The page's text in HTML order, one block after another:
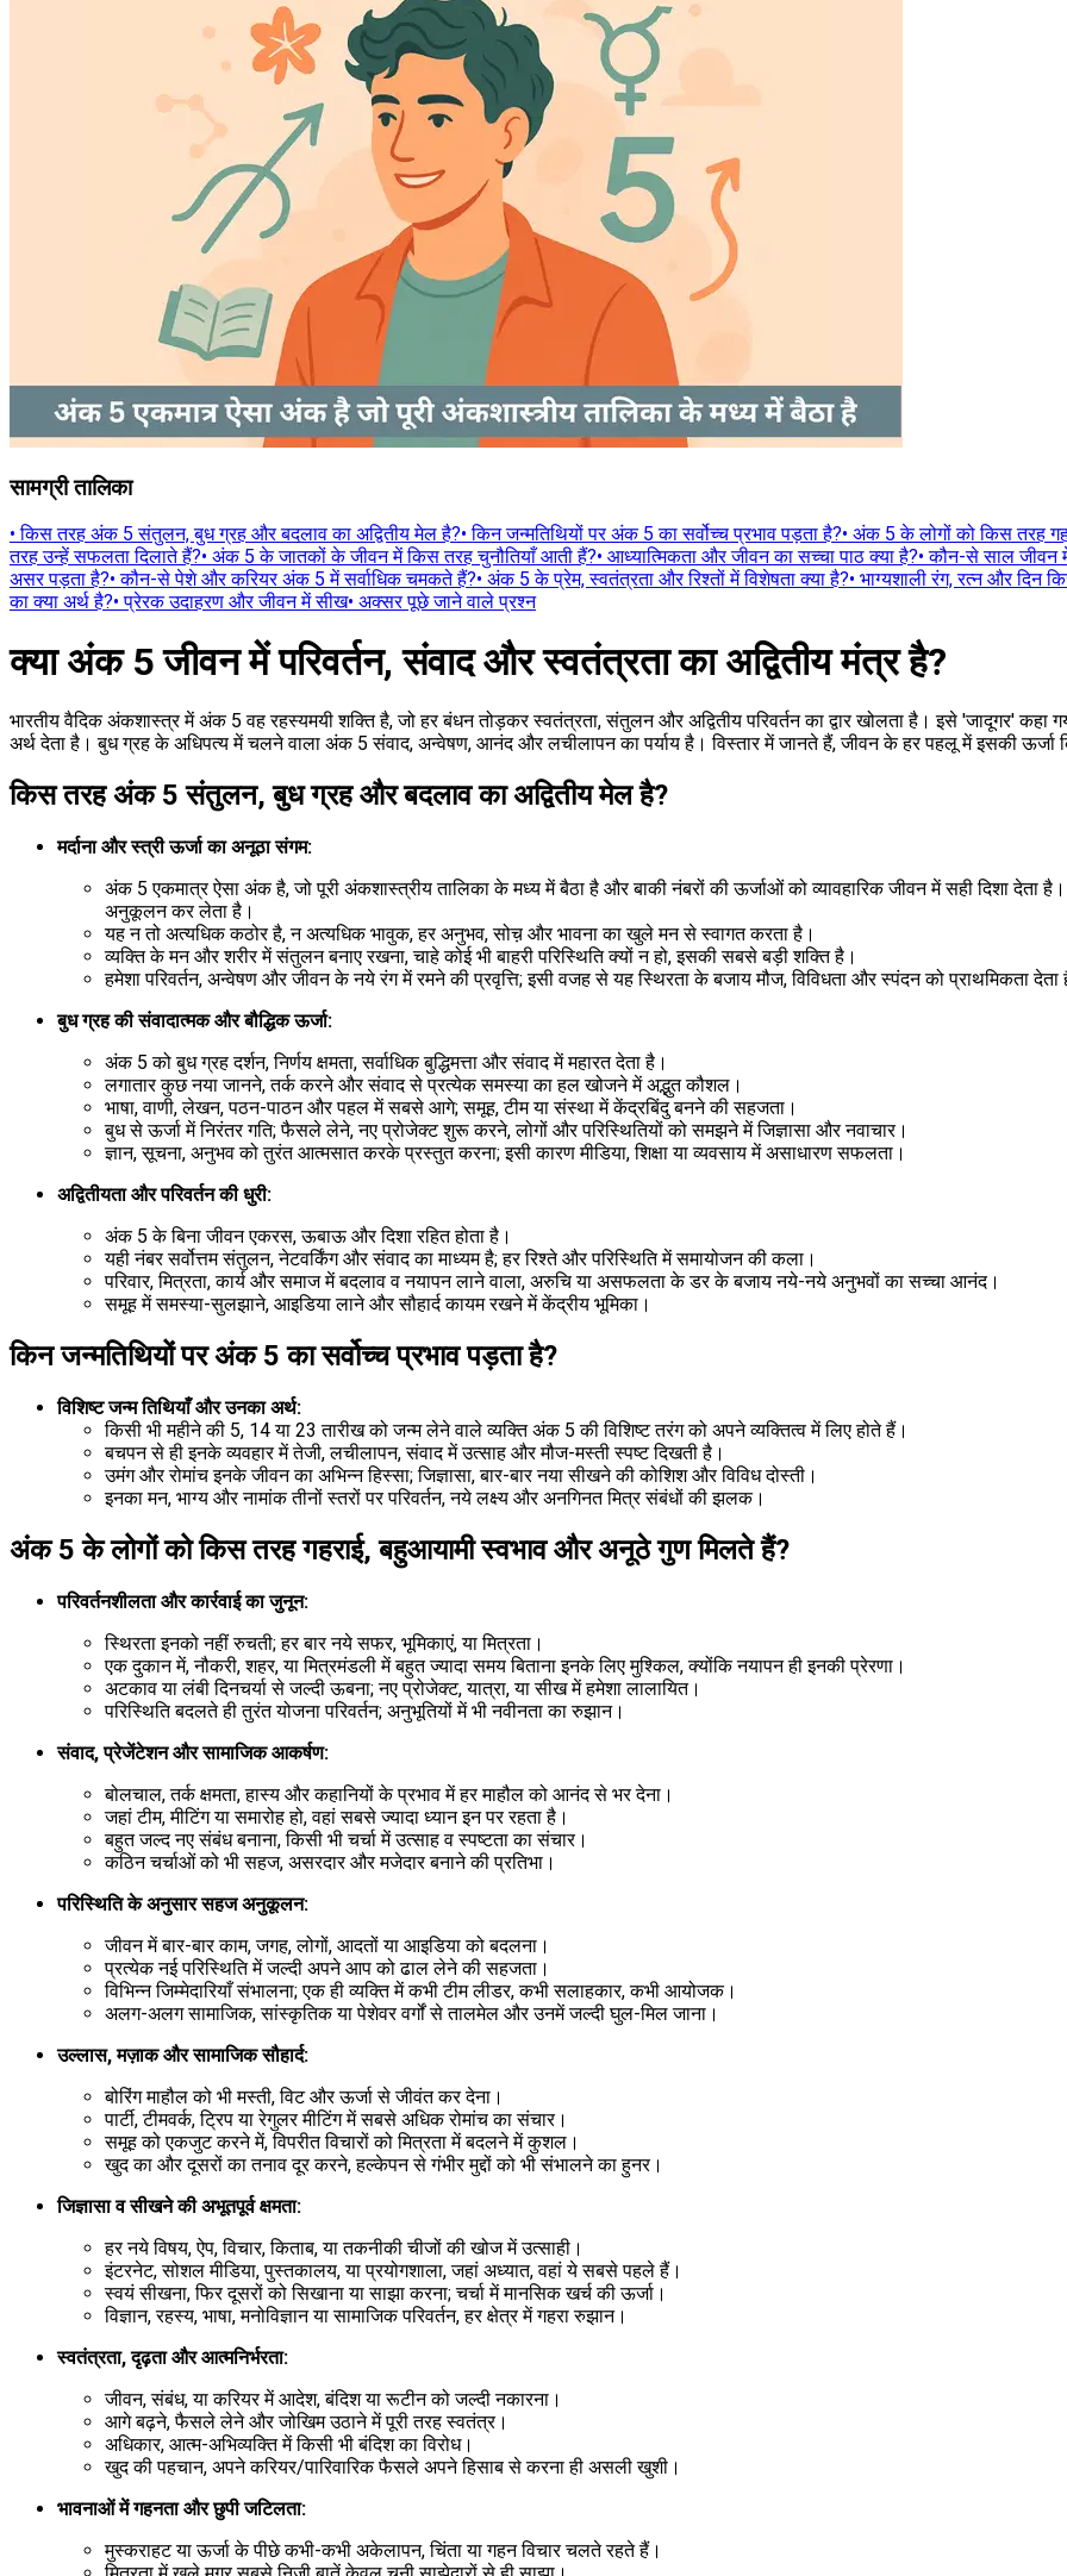
सामग्री तालिका
•किस तरह अंक 5 संतुलन, बुध ग्रह और बदलाव का अद्वितीय मेल है?•किन जन्मतिथियों पर अंक 5 का सर्वोच्च प्रभाव पड़ता है?• अंक 5 के लोगों को किस तरह
तरह उन्हें सफलता दिलाते हैं?• अंक 5 के जातकों के जीवन में किस तरह चुनौतियाँ आती हैं?• आध्यात्मिकता और जीवन का सच्चा पाठ क्या है?•कौन-से साल जीवन
असर पड़ता है?•कौन-से पेशे और करियर अंक 5 में सर्वाधिक चमकते हैं?• अंक 5 के प्रेम, स्वतंत्रता और रिश्तों में विशेषता क्या है?• भाग्यशाली रंग, रत्न और दिन
का क्या अर्थ है?•प्रेरक उदाहरण और जीवन में सीख• अक्सर पूछे जाने वाले प्रश्न
क्या अंक 5 जीवन में परिवर्तन, संवाद और स्वतंत्रता का अद्वितीय मंत्र है?
भारतीय वैदिक अंकशास्त्र में अंक 5 वह रहस्यमयी शक्ति है, जो हर बंधन तोड़कर स्वतंत्रता, संतुलन और अद्वितीय परिवर्तन का द्वार खोलता है। इसे 'जादूगर'
अर्थ देता है। बुध ग्रह के अधिपत्य में चलने वाला अंक 5 संवाद, अन्वेषण, आनंद और लचीलापन का पर्याय है। विस्तार में जानते हैं, जीवन के हर पहलू में इसकी ऊर्जा
किस तरह अंक 5 संतुलन, बुध ग्रह और बदलाव का अद्वितीय मेल है?
मर्दाना और स्त्री ऊर्जा का अनूठा संगम:
अंक 5 एकमात्र ऐसा अंक है, जो पूरी अंकशास्त्रीय तालिका के मध्य में बैठा है और बाकी नंबरों की ऊर्जाओं को व्यावहारिक जीवन में सही दिशा
अनुकूलन कर लेता है।
यह न तो अत्यधिक कठोर है, न अत्यधिक भावुक, हर अनुभव, सोच़ और भावना का खुले मन से स्वागत करता है।
व्यक्ति के मन और शरीर में संतुलन बनाए रखना, चाहे कोई भी बाहरी परिस्थिति क्यों न हो, इसकी सबसे बड़ी शक्ति है।
हमेशा परिवर्तन, अन्वेषण और जीवन के नये रंग में रमने की प्रवृत्ति; इसी वजह से यह स्थिरता के बजाय मौज, विविधता और स्पंदन को प्राथमिकता देता
बुध ग्रह की संवादात्मक और बौद्धिक ऊर्जा:
अंक 5 को बुध ग्रह दर्शन, निर्णय क्षमता, सर्वाधिक बुद्धिमत्ता और संवाद में महारत देता है।
लगातार कुछ नया जानने, तर्क करने और संवाद से प्रत्येक समस्या का हल खोजने में अद्भुत कौशल।
भाषा, वाणी, लेखन, पठन-पाठन और पहल में सबसे आगे; समूह, टीम या संस्था में केंद्रबिंदु बनने की सहजता।
बुध से ऊर्जा में निरंतर गति; फैसले लेने, नए प्रोजेक्ट शुरू करने, लोगों और परिस्थितियों को समझने में जिज्ञासा और नवाचार।
ज्ञान, सूचना, अनुभव को तुरंत आत्मसात करके प्रस्तुत करना; इसी कारण मीडिया, शिक्षा या व्यवसाय में असाधारण सफलता।
अद्वितीयता और परिवर्तन की धुरी:
अंक 5 के बिना जीवन एकरस, ऊबाऊ और दिशा रहित होता है।
यही नंबर सर्वोत्तम संतुलन, नेटवर्किंग और संवाद का माध्यम है; हर रिश्ते और परिस्थिति में समायोजन की कला।
परिवार, मित्रता, कार्य और समाज में बदलाव व नयापन लाने वाला, अरुचि या असफलता के डर के बजाय नये-नये अनुभवों का सच्चा आनंद।
समूह में समस्या-सुलझाने, आइडिया लाने और सौहार्द कायम रखने में केंद्रीय भूमिका।
किन जन्मतिथियों पर अंक 5 का सर्वोच्च प्रभाव पड़ता है?
विशिष्ट जन्म तिथियाँ और उनका अर्थ:
किसी भी महीने की 5, 14 या 23 तारीख को जन्म लेने वाले व्यक्ति अंक 5 की विशिष्ट तरंग को अपने व्यक्तित्व में लिए होते हैं।
बचपन से ही इनके व्यवहार में तेजी, लचीलापन, संवाद में उत्साह और मौज-मस्ती स्पष्ट दिखती है।
उमंग और रोमांच इनके जीवन का अभिन्न हिस्सा; जिज्ञासा, बार-बार नया सीखने की कोशिश और विविध दोस्ती।
इनका मन, भाग्य और नामांक तीनों स्तरों पर परिवर्तन, नये लक्ष्य और अनगिनत मित्र संबंधों की झलक।
अंक 5 के लोगों को किस तरह गहराई, बहुआयामी स्वभाव और अनूठे गुण मिलते हैं?
परिवर्तनशीलता और कार्रवाई का जुनून:
स्थिरता इनको नहीं रुचती; हर बार नये सफर, भूमिकाएं, या मित्रता।
एक दुकान में, नौकरी, शहर, या मित्रमंडली में बहुत ज्यादा समय बिताना इनके लिए मुश्किल, क्योंकि नयापन ही इनकी प्रेरणा।
अटकाव या लंबी दिनचर्या से जल्दी ऊबना; नए प्रोजेक्ट, यात्रा, या सीख में हमेशा लालायित।
परिस्थिति बदलते ही तुरंत योजना परिवर्तन; अनुभूतियों में भी नवीनता का रुझान।
संवाद, प्रेजेंटेशन और सामाजिक आकर्षण:
बोलचाल, तर्क क्षमता, हास्य और कहानियों के प्रभाव में हर माहौल को आनंद से भर देना।
जहां टीम, मीटिंग या समारोह हो, वहां सबसे ज्यादा ध्यान इन पर रहता है।
बहुत जल्द नए संबंध बनाना, किसी भी चर्चा में उत्साह व स्पष्टता का संचार।
कठिन चर्चाओं को भी सहज, असरदार और मजेदार बनाने की प्रतिभा।
परिस्थिति के अनुसार सहज अनुकूलन:
जीवन में बार-बार काम, जगह, लोगों, आदतों या आइडिया को बदलना।
प्रत्येक नई परिस्थिति में जल्दी अपने आप को ढाल लेने की सहजता।
विभिन्न जिम्मेदारियाँ संभालना; एक ही व्यक्ति में कभी टीम लीडर, कभी सलाहकार, कभी आयोजक।
अलग-अलग सामाजिक, सांस्कृतिक या पेशेवर वर्गों से तालमेल और उनमें जल्दी घुल-मिल जाना।
उल्लास, मज़ाक और सामाजिक सौहार्द:
बोरिंग माहौल को भी मस्ती, विट और ऊर्जा से जीवंत कर देना।
पार्टी, टीमवर्क, ट्रिप या रेगुलर मीटिंग में सबसे अधिक रोमांच का संचार।
समूह को एकजुट करने में, विपरीत विचारों को मित्रता में बदलने में कुशल।
खुद का और दूसरों का तनाव दूर करने, हल्केपन से गंभीर मुद्दों को भी संभालने का हुनर।
जिज्ञासा व सीखने की अभूतपूर्व क्षमता:
हर नये विषय, ऐप, विचार, किताब, या तकनीकी चीजों की खोज में उत्साही।
इंटरनेट, सोशल मीडिया, पुस्तकालय, या प्रयोगशाला, जहां अध्यात, वहां ये सबसे पहले हैं।
स्वयं सीखना, फिर दूसरों को सिखाना या साझा करना; चर्चा में मानसिक खर्च की ऊर्जा।
विज्ञान, रहस्य, भाषा, मनोविज्ञान या सामाजिक परिवर्तन, हर क्षेत्र में गहरा रुझान।
स्वतंत्रता, दृढ़ता और आत्मनिर्भरता:
जीवन, संबंध, या करियर में आदेश, बंदिश या रूटीन को जल्दी नकारना।
आगे बढ़ने, फैसले लेने और जोखिम उठाने में पूरी तरह स्वतंत्र।
अधिकार, आत्म-अभिव्यक्ति में किसी भी बंदिश का विरोध।
खुद की पहचान, अपने करियर/पारिवारिक फैसले अपने हिसाब से करना ही असली खुशी।
भावनाओं में गहनता और छुपी जटिलता:
मुस्कराहट या ऊर्जा के पीछे कभी-कभी अकेलापन, चिंता या गहन विचार चलते रहते हैं।